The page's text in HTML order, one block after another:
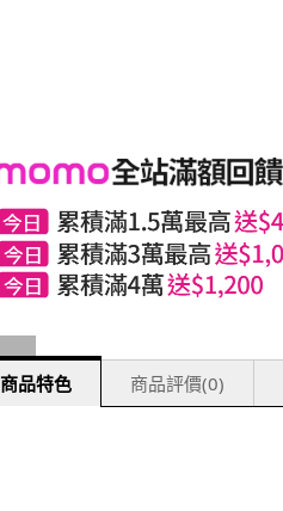
商品特色 商品評價(0)